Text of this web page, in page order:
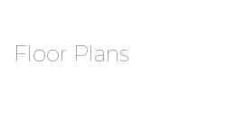
Floor Plans